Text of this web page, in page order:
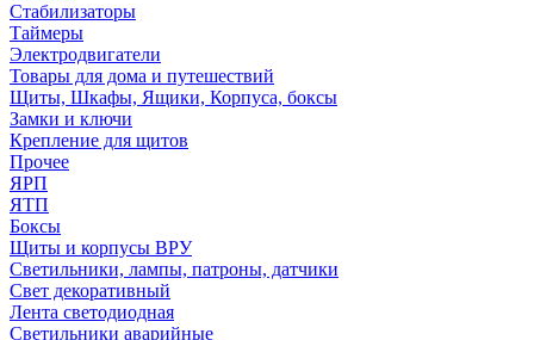
Стабилизаторы
Таймеры
Электродвигатели
Товары для дома и путешествий
Щиты, Шкафы, Ящики, Корпуса, боксы
Замки и ключи
Крепление для щитов
Прочее
ЯРП
ЯТП
Боксы
Щиты и корпусы ВРУ
Светильники, лампы, патроны, датчики
Свет декоративный
Лента светодиодная
Светильники аварийные